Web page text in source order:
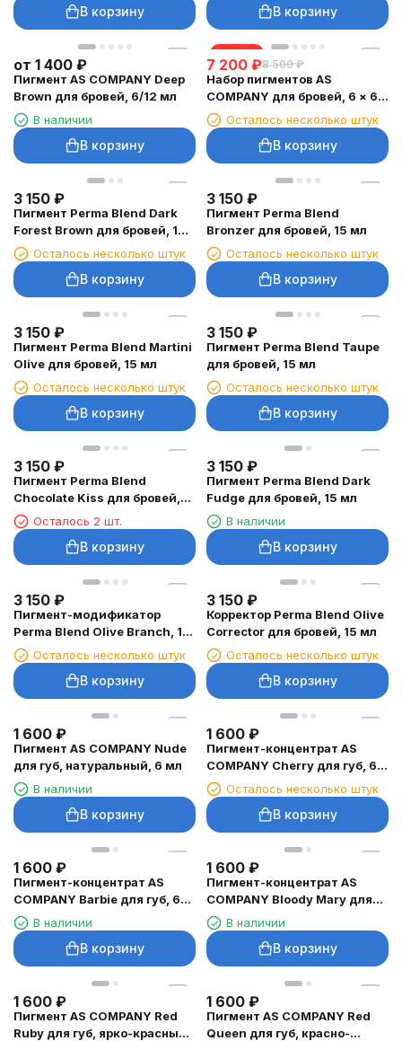
В корзину В корзину
от 1 400 ₽
Пигмент AS COMPANY Deep
Brown для бровей, 6/12 мл
В наличии
В корзину
скидка
7 200 ₽8 500 ₽
Набор пигментов AS
COMPANY для бровей, 6 × 6
мл Осталось несколько штук
В корзину
3 150 ₽
Пигмент Perma Blend Dark
Forest Brown для бровей, 15
мл Осталось несколько штук
В корзину
3 150 ₽
Пигмент Perma Blend
Bronzer для бровей, 15 мл
Осталось несколько штук
В корзину
3 150 ₽
Пигмент Perma Blend Martini
Olive для бровей, 15 мл
Осталось несколько штук
В корзину
3 150 ₽
Пигмент Perma Blend Taupe
для бровей, 15 мл
Осталось несколько штук
В корзину
3 150 ₽
Пигмент Perma Blend
Chocolate Kiss для бровей,
15 млОсталось 2 шт.
В корзину
3 150 ₽
Пигмент Perma Blend Dark
Fudge для бровей, 15 мл
В наличии
В корзину
3 150 ₽
Пигмент-модификатор
Perma Blend Olive Branch, 15
мл Осталось несколько штук
В корзину
3 150 ₽
Корректор Perma Blend Olive
Corrector для бровей, 15 мл
Осталось несколько штук
В корзину
1 600 ₽
Пигмент AS COMPANY Nude
для губ, натуральный, 6 мл
В наличии
В корзину
1 600 ₽
Пигмент-концентрат AS
COMPANY Cherry для губ, 6
мл Осталось несколько штук
В корзину
1 600 ₽
Пигмент-концентрат AS
COMPANY Barbie для губ, 6
мл В наличии
В корзину
1 600 ₽
Пигмент-концентрат AS
COMPANY Bloody Mary для
губ, 6 мл
В наличии
В корзину
1 600 ₽
Пигмент AS COMPANY Red
Ruby для губ, ярко-красный,
1 600 ₽
Пигмент AS COMPANY Red
Queen для губ, красно-